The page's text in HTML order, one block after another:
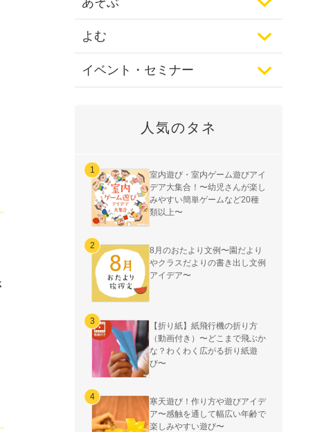
よむ
イベント・セミナー
人気のタネ
室内遊び・室内ゲーム遊びアイ
デア大集合！〜幼児さんが楽し
みやすい簡単ゲームなど20種
類以上〜
8月のおたより文例〜園だより
やクラスだよりの書き出し文例
アイデア〜
【折り紙】紙飛行機の折り方
（動画付き）〜どこまで飛ぶか
な？わくわく広がる折り紙遊
び〜
寒天遊び！作り方や遊びアイデ
ア〜感触を通して幅広い年齢で
楽しみやすい遊び〜